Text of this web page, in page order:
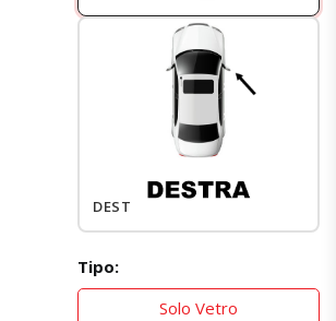
DESTRO
Tipo:
Solo Vetro